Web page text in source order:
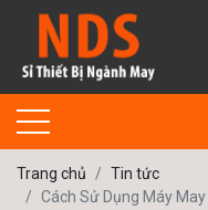
Trang chủ
Tin tức
Cách Sử Dụng Máy